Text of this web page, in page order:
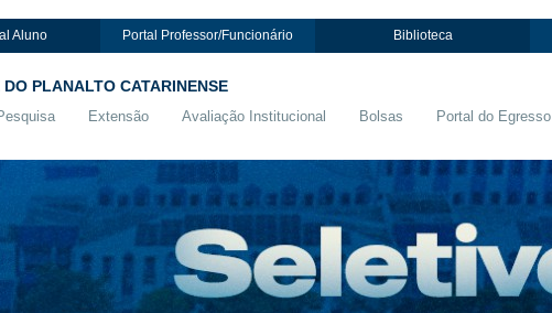
Aluno Portal Professor/Funcionário Biblioteca
DO PLANALTO CATARINENSE
Extensão Avaliação Institucional Bolsas Portal do Egresso